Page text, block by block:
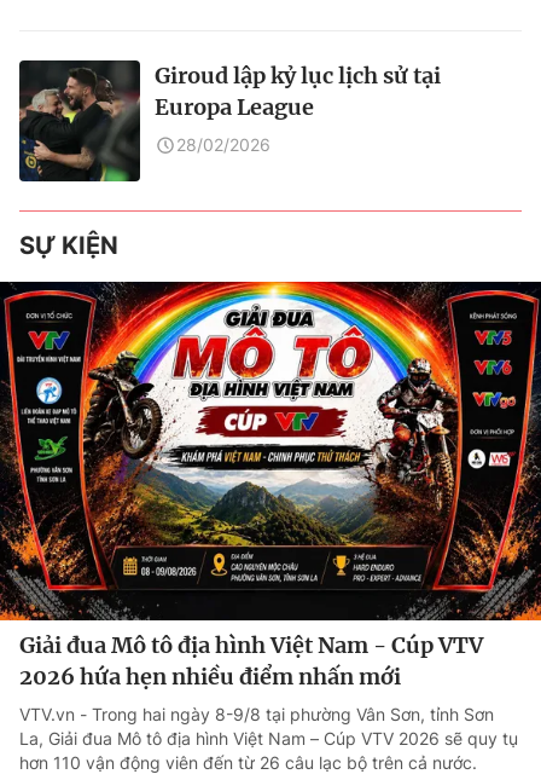
Giroud lập kỷ lục lịch sử tại
Europa League
28/02/2026
SỰ KIỆN
Giải đua Mô tô địa hình Việt Nam - Cúp VTV
2026 hứa hẹn nhiều điểm nhấn mới
VTV.vn - Trong hai ngày 8-9/8 tại phường Vân Sơn, tỉnh Sơn
La, Giải đua Mô tô địa hình Việt Nam – Cúp VTV 2026 sẽ quy tụ
hơn 110 vận động viên đến từ 26 câu lạc bộ trên cả nước.